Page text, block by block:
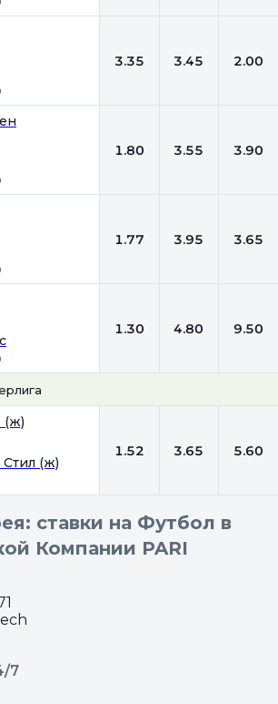
3.35 3.45 2.00
1.80 3.55 3.90
1.77 3.95 3.65
1.30 4.80 9.50
(ж)
(ж)
1.52 3.65 5.60
ставки на Футбол в
Компании PARI
7